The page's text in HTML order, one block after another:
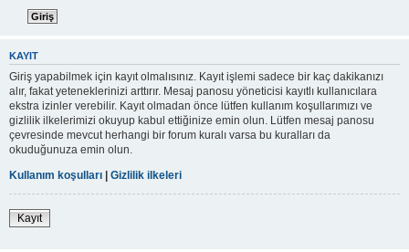
KAYIT
Giriş yapabilmek için kayıt olmalısınız. Kayıt işlemi sadece bir kaç dakikanızı
alır, fakat yeteneklerinizi arttırır. Mesaj panosu yöneticisi kayıtlı kullanıcılara
ekstra izinler verebilir. Kayıt olmadan önce lütfen kullanım koşullarımızı ve
gizlilik ilkelerimizi okuyup kabul ettiğinize emin olun. Lütfen mesaj panosu
çevresinde mevcut herhangi bir forum kuralı varsa bu kuralları da
okuduğunuza emin olun.
Kullanım koşulları
Gizlilik ilkeleri
Kayıt